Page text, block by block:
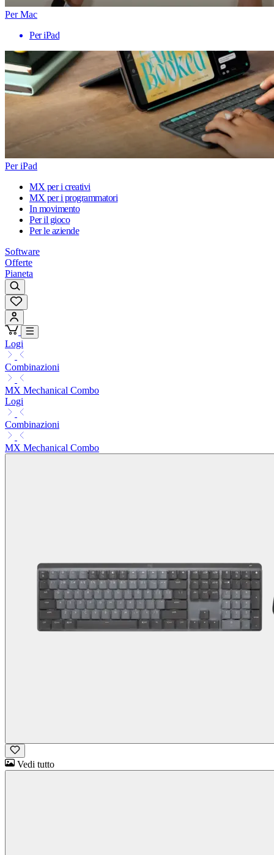
Per Mac
Per iPad
Per iPad
MX per i creativi
MX per i programmatori
In movimento
Per il gioco
Per le aziende
Software
Offerte
Pianeta
Logi
Combinazioni
MX Mechanical Combo
Logi
Combinazioni
MX Mechanical Combo
Vedi tutto